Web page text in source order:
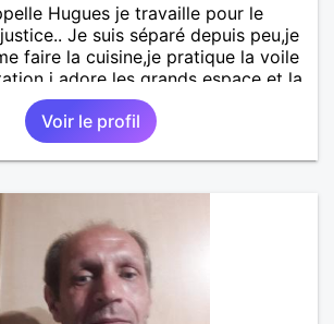
Hugues je travaille pour le
Je suis séparé depuis peu,je
faire la cuisine,je pratique la voile
j adore les grands espace et la
la vie simplement est une priorité
attire le positif
Voir le profil